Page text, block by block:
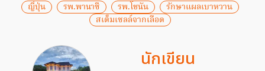
ญี่ปุ่น รพ.พานาซี รพ.โชนัน
รักษาแผลเบาหวาน
สเต็มเซลล์จากเลือด
นักเขียน